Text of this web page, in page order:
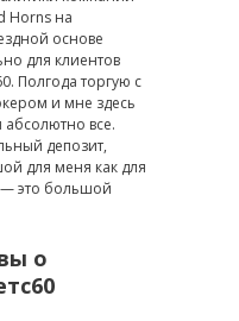
Horns на
основе
для клиентов
Полгода торгую с
и мне здесь
абсолютно все.
депозит,
для меня как для
это большой
о